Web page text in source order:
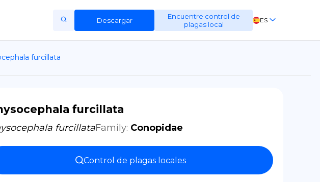
Descargar
Encuentre control de
plagas local
ES
EN
furcillata
furcillata
furcillataFamily: Conopidae
Control de plagas locales